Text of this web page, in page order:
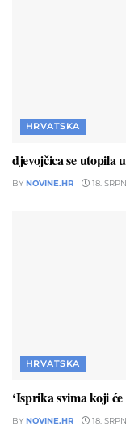
HRVATSKA
djevojčica se utopila
BY NOVINE.HR 18.
HRVATSKA
‘Isprika svima koji
BY NOVINE.HR 18.